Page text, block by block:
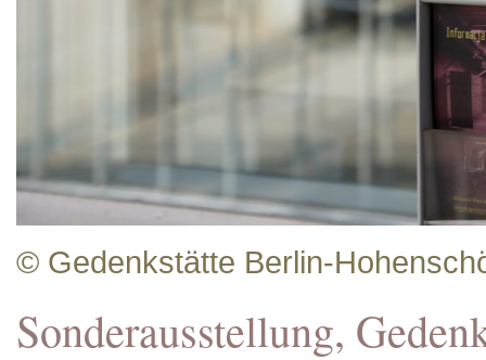
© Gedenkstätte Berlin-
Sonderausstellung,